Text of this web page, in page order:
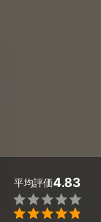
平均評価4.83

